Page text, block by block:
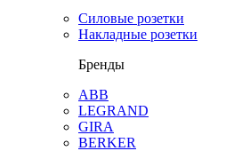
Силовые розетки
Накладные розетки
Бренды
ABB
LEGRAND
GIRA
BERKER